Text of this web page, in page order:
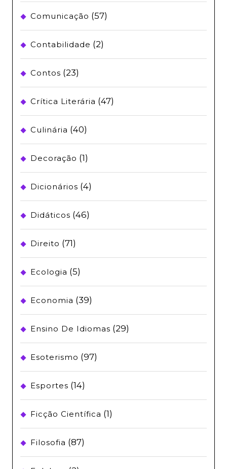
Comunicação (57)
Contabilidade (2)
Contos (23)
Crítica Literária (47)
Culinária (40)
Decoração (1)
Dicionários (4)
Didáticos (46)
Direito (71)
Ecologia (5)
Economia (39)
Ensino De Idiomas (29)
Esoterismo (97)
Esportes (14)
Ficção Científica (1)
Filosofia (87)